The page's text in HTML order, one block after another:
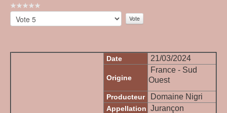
Vote
utilisateur:
Veuillez
voter
Date 21/03/2024
Origine
France - Sud
Ouest
Producteur Domaine Nigri
Appellation Jurançon